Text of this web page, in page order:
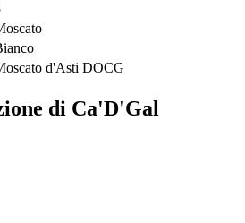
d'Asti DOCG
di Ca'D'Gal